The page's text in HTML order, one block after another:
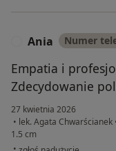
Ania Numer
Empatia i
Zdecydowanie
27 kwietnia 2026
• lek. Agata Chwarścianek
1.5 cm
• w opinii użytkownika Ania